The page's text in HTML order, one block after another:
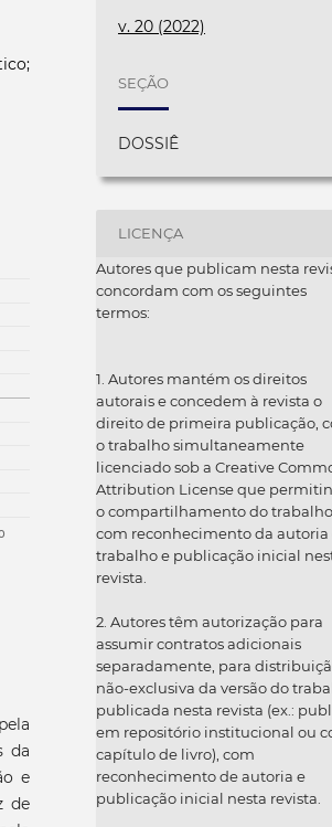
da
e
de
v. 20 (2022)
SEÇÃO
DOSSIÊ
LICENÇA
Autores que publicam nesta
concordam com os seguintes
termos:
1. Autores mantém os direitos
autorais e concedem à revista o
direito de primeira publicação,
o trabalho simultaneamente
licenciado sob a Creative
Attribution License que
o compartilhamento do trabalho
com reconhecimento da autoria
trabalho e publicação inicial
revista.
2. Autores têm autorização para
assumir contratos adicionais
separadamente, para
não-exclusiva da versão do
publicada nesta revista (ex.:
em repositório institucional ou
capítulo de livro), com
reconhecimento de autoria e
publicação inicial nesta revista.